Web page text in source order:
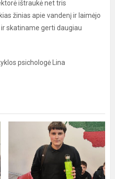
ištraukė net tris
žinias apie vandenį ir laimėjo
skatiname gerti daugiau
psichologė Lina